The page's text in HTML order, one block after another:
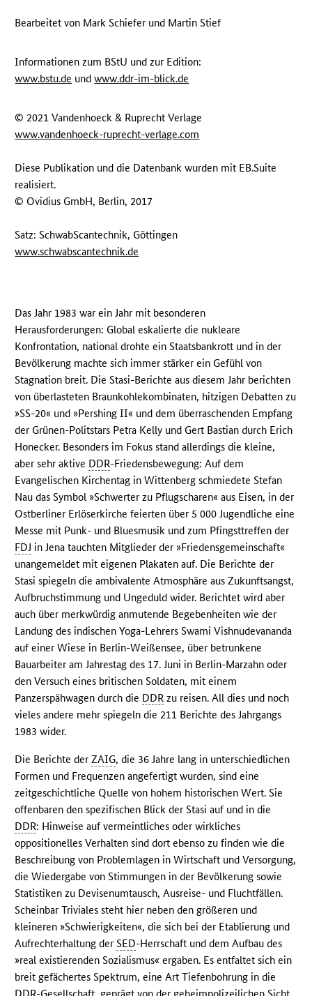
Bearbeitet von Mark Schiefer und Martin Stief
Informationen zum BStU und zur Edition:
www.bstu.de undwww.ddr-im-blick.de
© 2021 Vandenhoeck & Ruprecht Verlage
www.vandenhoeck-ruprecht-verlage.com
Diese Publikation und die Datenbank wurden mit EB.Suite
realisiert.
© Ovidius GmbH, Berlin, 2017
Satz: SchwabScantechnik, Göttingen
www.schwabscantechnik.de
Das Jahr 1983 war ein Jahr mit besonderen
Herausforderungen: Global eskalierte die nukleare
Konfrontation, national drohte ein Staatsbankrott und in der
Bevölkerung machte sich immer stärker ein Gefühl von
Stagnation breit. Die Stasi-Berichte aus diesem Jahr berichten
von überlasteten Braunkohlekombinaten, hitzigen Debatten zu
»SS-20« und »Pershing II« und dem überraschenden Empfang
der Grünen-Politstars Petra Kelly und Gert Bastian durch Erich
Honecker. Besonders im Fokus stand allerdings die kleine,
aber sehr aktive DDR-Friedensbewegung: Auf dem
Evangelischen Kirchentag in Wittenberg schmiedete Stefan
Nau das Symbol »Schwerter zu Pflugscharen« aus Eisen, in der
Ostberliner Erlöserkirche feierten über 5 000 Jugendliche eine
Messe mit Punk- und Bluesmusik und zum Pfingsttreffen der
FDJ in Jena tauchten Mitglieder der »Friedensgemeinschaft«
unangemeldet mit eigenen Plakaten auf. Die Berichte der
Stasi spiegeln die ambivalente Atmosphäre aus Zukunftsangst,
Aufbruchstimmung und Ungeduld wider. Berichtet wird aber
auch über merkwürdig anmutende Begebenheiten wie der
Landung des indischen Yoga-Lehrers Swami Vishnudevananda
auf einer Wiese in Berlin-Weißensee, über betrunkene
Bauarbeiter am Jahrestag des 17. Juni in Berlin-Marzahn oder
den Versuch eines britischen Soldaten, mit einem
Panzerspähwagen durch die DDR zu reisen. All dies und noch
vieles andere mehr spiegeln die 211 Berichte des Jahrgangs
1983 wider.
Die Berichte derZAIG, die 36 Jahre lang in unterschiedlichen
Formen und Frequenzen angefertigt wurden, sind eine
zeitgeschichtliche Quelle von hohem historischen Wert. Sie
offenbaren den spezifischen Blick der Stasi auf und in die
DDR: Hinweise auf vermeintliches oder wirkliches
oppositionelles Verhalten sind dort ebenso zu finden wie die
Beschreibung von Problemlagen in Wirtschaft und Versorgung,
die Wiedergabe von Stimmungen in der Bevölkerung sowie
Statistiken zu Devisenumtausch, Ausreise- und Fluchtfällen.
Scheinbar Triviales steht hier neben den größeren und
kleineren »Schwierigkeiten«, die sich bei der Etablierung und
Aufrechterhaltung derSED-Herrschaft und dem Aufbau des
»real existierenden Sozialismus« ergaben. Es entfaltet sich ein
breit gefächertes Spektrum, eine Art Tiefenbohrung in die